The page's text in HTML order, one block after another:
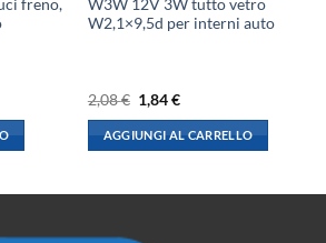
freno,
W3W 12V 3W tutto vetro
W2,1×9,5d per interni auto
2,08€ Il
prezzo
originale
era:
2,08 €.
1,84€Il
attuale
è:
1,84 €.
AGGIUNGI AL CARRELLO